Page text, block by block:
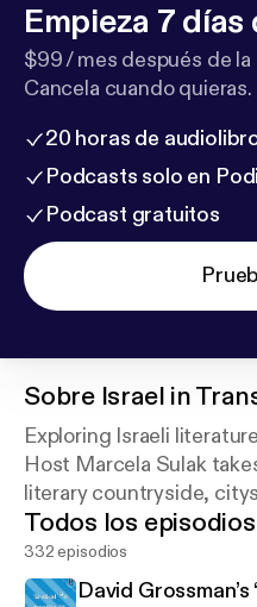
Empieza 7
$99 / mes después de la
Cancela cuando quieras.
20 horas de
Podcasts solo en
Podcast gratuitos
Sobre Israel in
Exploring Israeli
Host Marcela Sulak
literary countryside,
terrain, and the lives of
Todos los episodios
332 episodios
David